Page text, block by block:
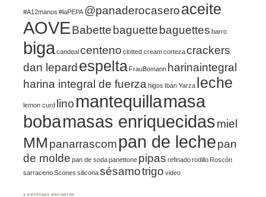
#A12manos #laPEPA @panaderocaseroaceite
AOVEBabettebaguettebaguettes barro
bigacandealcenteno clotted creamcortezacrackers
dan lepardespelta FrauBomann harinaintegral
harina integral de fuerza higos Ibán Yarza leche
lemon curd lino mantequillamasa
bobamasas enriquecidasmiel
MM panarrascom pan de lechepan
de molde pan de sodapanettone pipas refinadorodillo Roscón
sarracenoScones siliconasésamotrigo video
♣ ENTRADAS RECIENTES